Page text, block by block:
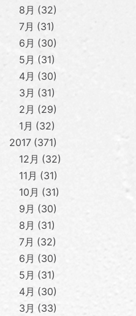
8月
32
7月
31
6月
30
5月
31
4月
30
3月
31
2月
29
1月
32
2017 371
12月
32
11月
31
10月
31
9月
30
8月
31
7月
32
6月
30
5月
31
4月
30
3月
33